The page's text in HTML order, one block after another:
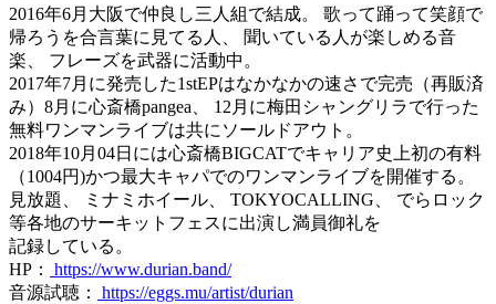
2016年6月大阪で仲良し三人組で結成。 歌って踊って笑顔で
帰ろうを合言葉に見てる人、 聞いている人が楽しめる音
楽、 フレーズを武器に活動中。
2017年7月に発売した1stEPはなかなかの速さで完売（再販済
み）8月に心斎橋pangea、 12月に梅田シャングリラで行った
無料ワンマンライブは共にソールドアウト。
2018年10月04日には心斎橋BIGCATでキャリア史上初の有料
（1004円)かつ最大キャパでのワンマンライブを開催する。
見放題、 ミナミホイール、 TOKYOCALLING、 でらロック
等各地のサーキットフェスに出演し満員御礼を
記録している。
HP：
https://www.durian.band/
音源試聴：
https://eggs.mu/artist/durian